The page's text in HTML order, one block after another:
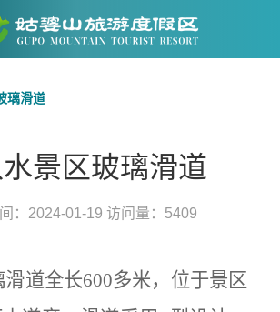
璃滑道
景区玻璃滑道
：2024-01-19 访问量：5409
道全长600多米，位于景区